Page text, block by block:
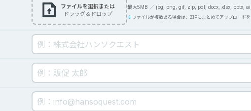
ファイルを選択または
ドラッグ＆ドロップ
最大5MB ／ jpg, png, gif, zip, pdf, docx, xlsx, pptx,
ファイルが複数ある場合は、ZIPにまとめてアップロードを